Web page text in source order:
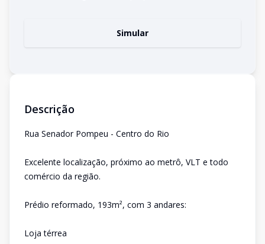
Simular
Descrição
Rua Senador Pompeu - Centro do Rio
Excelente localização, próximo ao metrô, VLT e todo
comércio da região.
Prédio reformado, 193m², com 3 andares:
Loja térrea